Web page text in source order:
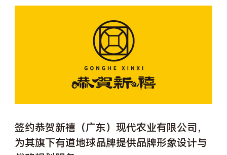
签约恭贺新禧（广东）现代农业有限公司，
为其旗下有道地球品牌提供品牌形象设计与